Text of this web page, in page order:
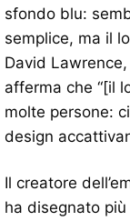
sfondo blu:
semplice, ma il
David
afferma che “[il
molte persone:
design
Il creatore
ha disegnato